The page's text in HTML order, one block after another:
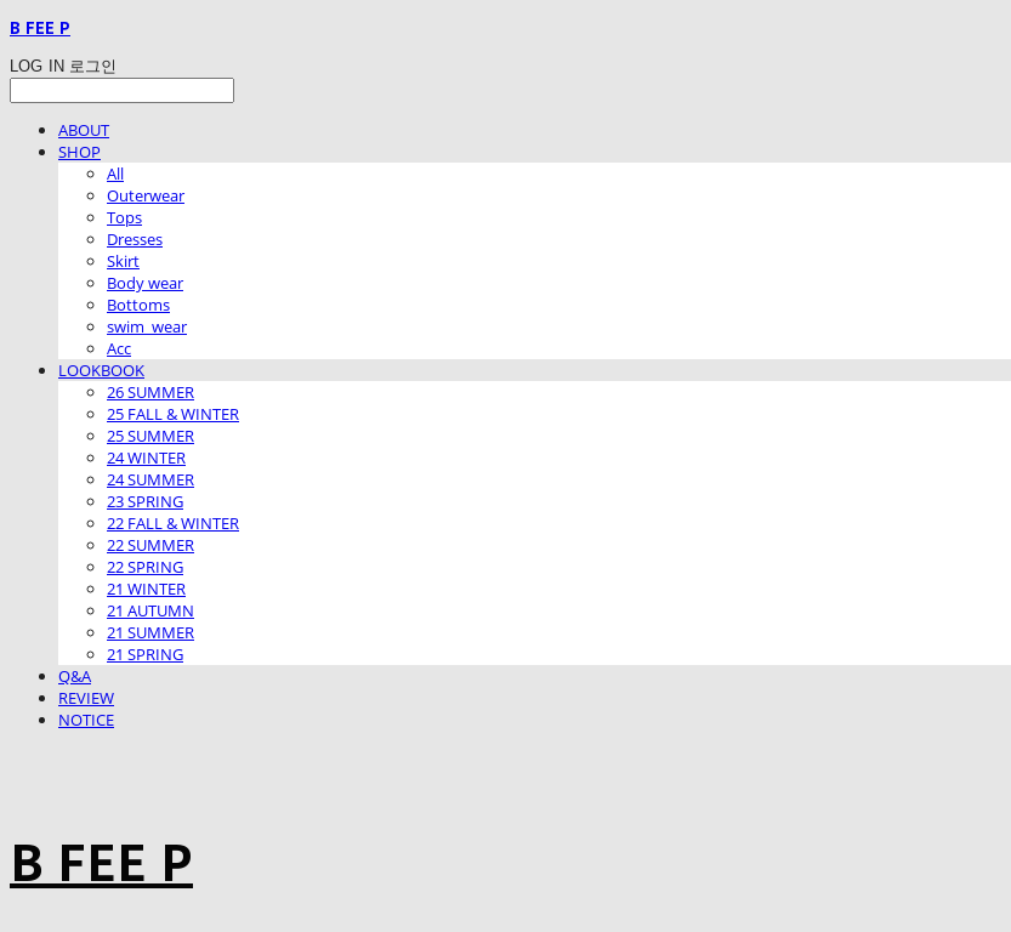
B FEE P
LOG IN 로그인
ABOUT
SHOP
All
Outerwear
Tops
Dresses
Skirt
Body wear
Bottoms
swim_wear
Acc
LOOKBOOK
26 SUMMER
25 FALL & WINTER
25 SUMMER
24 WINTER
24 SUMMER
23 SPRING
22 FALL & WINTER
22 SUMMER
22 SPRING
21 WINTER
21 AUTUMN
21 SUMMER
21 SPRING
Q&A
REVIEW
NOTICE
B FEE P